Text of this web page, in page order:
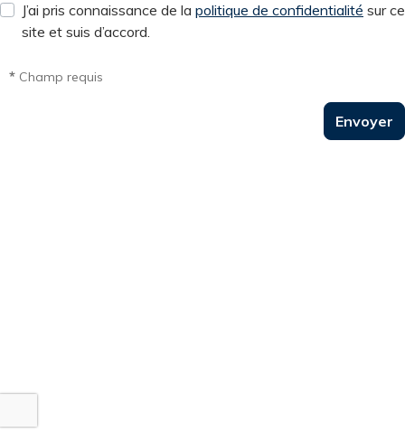
J’ai pris connaissance de la politique de confidentialité sur ce
site et suis d’accord.
* Champ requis
Envoyer